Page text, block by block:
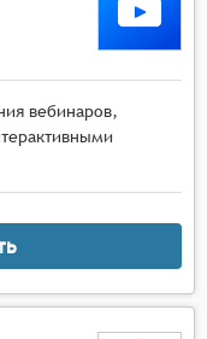
вебинаров,